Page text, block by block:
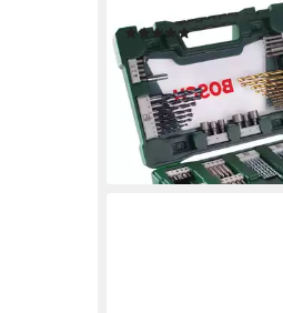
Bohrer- und Bitset V-
(270)
40,80 € UVP67,08 €
-39%
lieferbar - in 1-2